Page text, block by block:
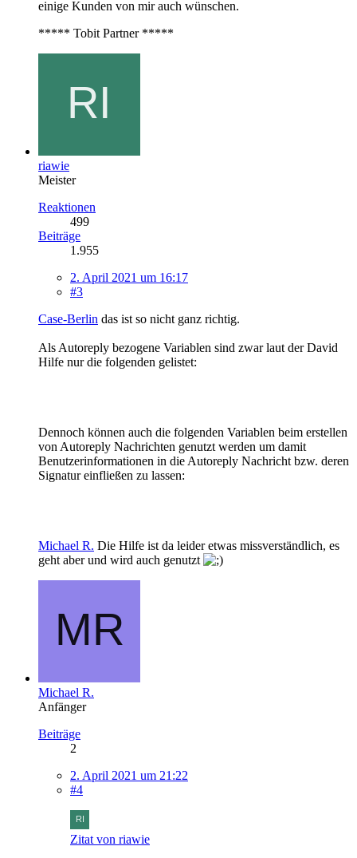
einige Kunden von mir auch wünschen.
***** Tobit Partner *****
riawie
Meister
Reaktionen
499
Beiträge
1.955
2. April 2021 um 16:17
#3
Case-Berlin das ist so nicht ganz richtig.
Als Autoreply bezogene Variablen sind zwar laut der David
Hilfe nur die folgenden gelistet:
Dennoch können auch die folgenden Variablen beim erstellen
von Autoreply Nachrichten genutzt werden um damit
Benutzerinformationen in die Autoreply Nachricht bzw. deren
Signatur einfließen zu lassen:
Michael R. Die Hilfe ist da leider etwas missverständlich, es
geht aber und wird auch genutzt
Michael R.
Anfänger
Beiträge
2
2. April 2021 um 21:22
#4
Zitat von riawie